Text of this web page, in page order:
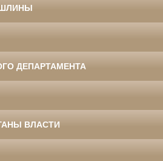
ДЕПАРТАМЕНТА
ВЛАСТИ